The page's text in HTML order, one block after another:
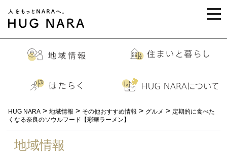
HUG NARA > 地域情報 > その他おすすめ情報 > グルメ > 定期的に食べた
くなる奈良のソウルフード【彩華ラーメン】
地域情報